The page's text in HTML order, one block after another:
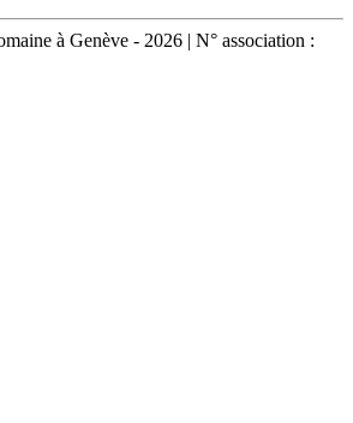
à Genève - 2026 | N° association :